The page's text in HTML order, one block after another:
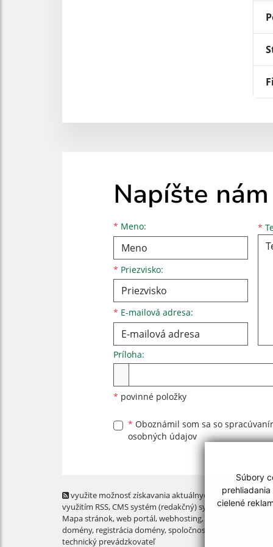
Súbory
cielené
Napíšte nám
* Meno:
Meno
* Priezvisko:
Priezvisko
* E-mailová adresa:
E-mailová adresa *
Príloha:
* povinné položky
* Oboznámil som sa so
osobných údajov
využite možnosť získavania aktuálnych informácií s
využitím RSS, CMS systém (redakčný) systém ECHELON 2,
Mapa stránok,web portál,webhosting,
domény, registrácia domény,spoločnosť webex.digital,
technický prevádzkovateľ